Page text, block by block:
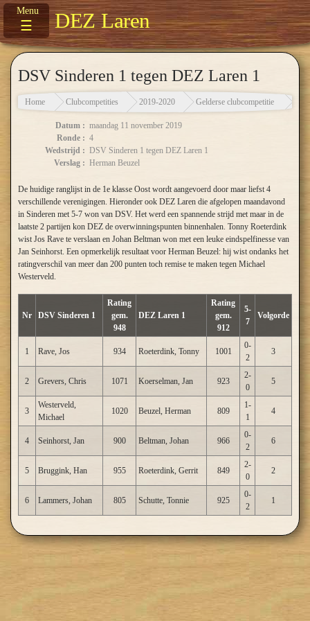
☰ DEZ Laren
DSV Sinderen 1 tegen DEZ Laren 1
Home Clubcompetities 2019-2020 Gelderse clubcompetitie
Datum : maandag 11 november 2019
Ronde : 4
Wedstrijd : DSV Sinderen 1 tegen DEZ Laren 1
Verslag : Herman Beuzel
De huidige ranglijst in de 1e klasse Oost wordt aangevoerd door maar liefst 4
verschillende verenigingen. Hieronder ook DEZ Laren die afgelopen maandavond
in Sinderen met 5-7 won van DSV. Het werd een spannende strijd met maar in de
laatste 2 partijen kon DEZ de overwinningspunten binnenhalen. Tonny Roeterdink
wist Jos Rave te verslaan en Johan Beltman won met een leuke eindspelfinesse van
Jan Seinhorst. Een opmerkelijk resultaat voor Herman Beuzel: hij wist ondanks het
ratingverschil van meer dan 200 punten toch remise te maken tegen Michael
Westerveld.
Nr DSV Sinderen 1
Rating
gem.
948
DEZ Laren 1
Rating
gem.
912
5-
7
Volgorde
1 Rave, Jos 934 Roeterdink, Tonny 1001
0-
2
3
2 Grevers, Chris 1071 Koerselman, Jan 923
2-
0
5
3
Westerveld,
Michael
1020 Beuzel, Herman 809
1-
1
4
4 Seinhorst, Jan 900 Beltman, Johan 966
0-
2
6
5 Bruggink, Han 955 Roeterdink, Gerrit 849
2-
0
2
6 Lammers, Johan 805 Schutte, Tonnie 925
0-
2
1